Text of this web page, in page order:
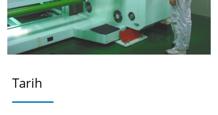
Tarih